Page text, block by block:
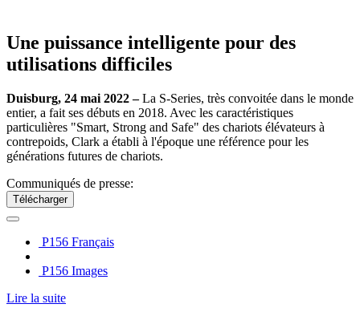
Une puissance intelligente pour des
utilisations difficiles
Duisburg, 24 mai 2022 –La S-Series, très convoitée dans le monde
entier, a fait ses débuts en 2018. Avec les caractéristiques
particulières "Smart, Strong and Safe" des chariots élévateurs à
contrepoids, Clark a établi à l'époque une référence pour les
générations futures de chariots.
Communiqués de presse:
Télécharger
P156 Français
P156 Images
Lire la suite